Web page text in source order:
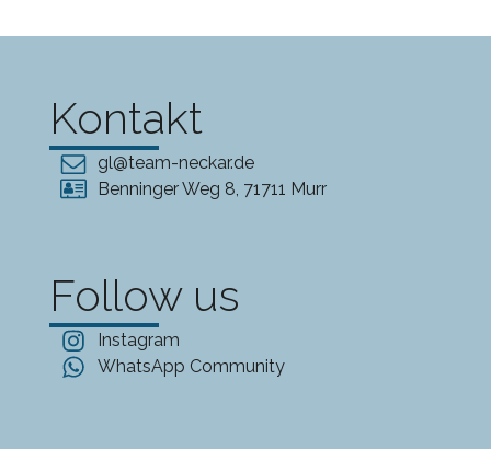
Kontakt
gl@team-neckar.de
Benninger Weg 8, 71711 Murr
Follow us
Instagram
WhatsApp Community